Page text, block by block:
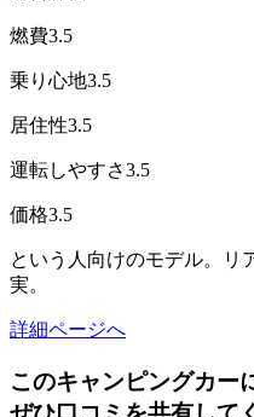
燃費3.5
乗り心地3.5
居住性3.5
運転しやすさ3.5
価格3.5
という人向けのモデル。リ
実。
詳細ページへ
このキャンピングカー